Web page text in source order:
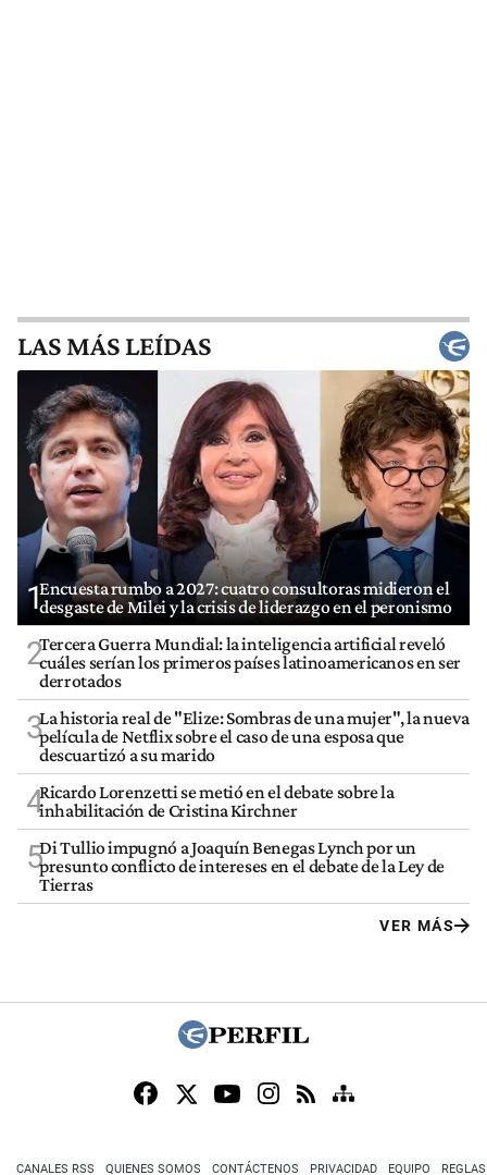
LAS MÁS LEÍDAS
1Encuesta rumbo a 2027: cuatro consultoras midieron el
desgaste de Milei y la crisis de liderazgo en el peronismo
2Tercera Guerra Mundial: la inteligencia artificial reveló
cuáles serían los primeros países latinoamericanos en ser
derrotados
3La historia real de "Elize: Sombras de una mujer", la nueva
película de Netflix sobre el caso de una esposa que
descuartizó a su marido
4Ricardo Lorenzetti se metió en el debate sobre la
inhabilitación de Cristina Kirchner
5Di Tullio impugnó a Joaquín Benegas Lynch por un
presunto conflicto de intereses en el debate de la Ley de
Tierras
VER MÁS
CANALES RSS QUIENES SOMOS CONTÁCTENOS PRIVACIDAD EQUIPO